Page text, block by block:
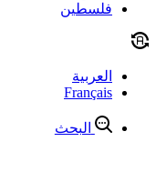
فلسطين
العربية
Français
البحث